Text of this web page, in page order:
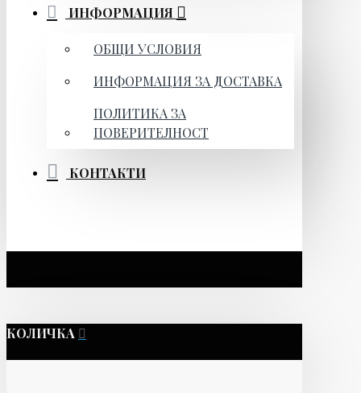
ИНФОРМАЦИЯ
ОБЩИ УСЛОВИЯ
ИНФОРМАЦИЯ ЗА ДОСТАВКА
ПОЛИТИКА ЗА
ПОВЕРИТЕЛНОСТ
КОНТАКТИ
КОЛИЧКА